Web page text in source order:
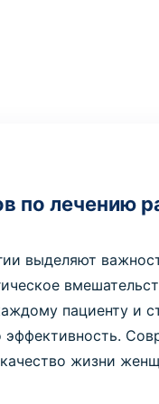
по лечению
выделяют
пациенту и
жизни